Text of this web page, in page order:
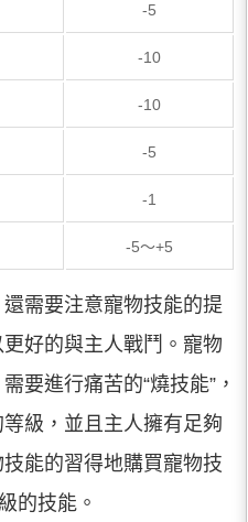
-5
-10
-10
-5
-1
-5～+5
需要注意寵物技能的提
好的與主人戰鬥。寵物
要進行痛苦的“燒技能”，
級，並且主人擁有足夠
能的習得地購買寵物技
的技能。